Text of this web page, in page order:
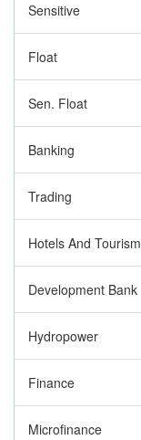
Sensitive
Float
Sen. Float
Banking
Trading
Hotels And Tourism
Development Bank
Hydropower
Finance
Microfinance